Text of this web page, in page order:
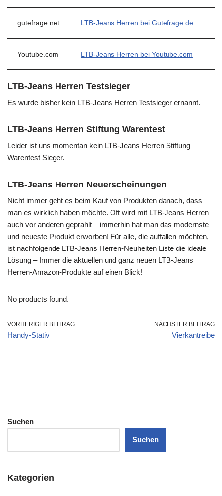
gutefrage.net LTB-Jeans Herren bei Gutefrage.de
Youtube.com LTB-Jeans Herren bei Youtube.com
LTB-Jeans Herren Testsieger
Es wurde bisher kein LTB-Jeans Herren Testsieger ernannt.
LTB-Jeans Herren Stiftung Warentest
Leider ist uns momentan kein LTB-Jeans Herren Stiftung
Warentest Sieger.
LTB-Jeans Herren Neuerscheinungen
Nicht immer geht es beim Kauf von Produkten danach, dass
man es wirklich haben möchte. Oft wird mit LTB-Jeans Herren
auch vor anderen geprahlt – immerhin hat man das modernste
und neueste Produkt erworben! Für alle, die auffallen möchten,
ist nachfolgende LTB-Jeans Herren-Neuheiten Liste die ideale
Lösung – Immer die aktuellen und ganz neuen LTB-Jeans
Herren-Amazon-Produkte auf einen Blick!
No products found.
VORHERIGER BEITRAG
Handy-Stativ
NÄCHSTER BEITRAG
Vierkantreibe
Suchen
Suchen
Kategorien